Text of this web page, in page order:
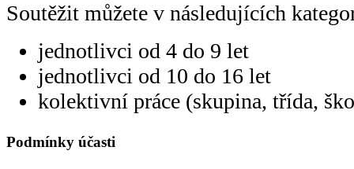
Soutěžit můžete v následujících
jednotlivci od 4 do 9 let
jednotlivci od 10 do 16 let
kolektivní práce (skupina, třída,
Podmínky účasti